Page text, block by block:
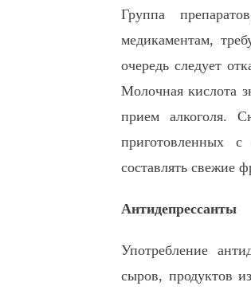
Группа
медикаментам,
очередь следует
Молочная кислота
прием алкоголя.
приготовленных
составлять свежие
Антидепрессанты
Употребление
сыров, продуктов